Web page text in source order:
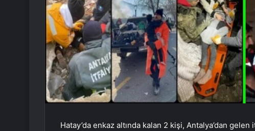
Hatay’da enkaz altında kalan 2 kişi, Antalya’dan